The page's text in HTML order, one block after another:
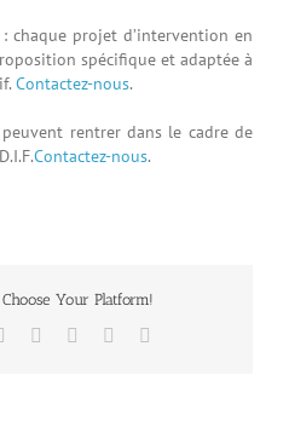
chaque projet d’intervention en
spécifique et adaptée à
Contactez-nous.
rentrer dans le cadre de
Contactez-nous.
Your Platform!
LinkedIn
TumblrPinterest